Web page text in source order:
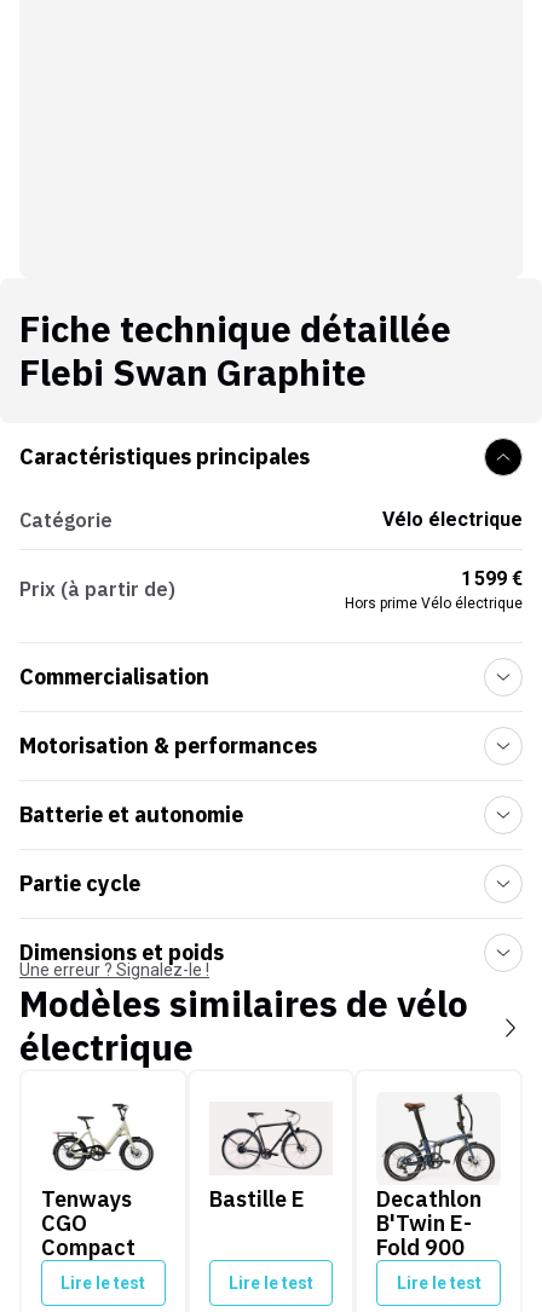
Fiche technique détaillée
Flebi Swan Graphite
Caractéristiques principales
Catégorie Vélo électrique
Prix (à partir de) 1 599 €
Hors prime Vélo électrique
Commercialisation
Motorisation & performances
Batterie et autonomie
Partie cycle
Dimensions et poids
Une erreur ? Signalez-le !
Modèles similaires de vélo
électrique
Tenways CGO Compact
Tenways
CGO
Compact
Lire le test
Bastille E
Lire le test
Decathlon B'Twin
Decathlon
B'Twin E-
Fold 900
Lire le test